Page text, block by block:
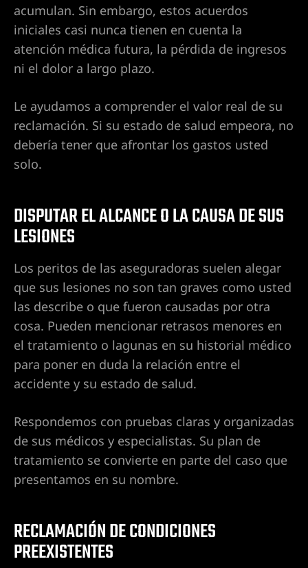
acumulan. Sin embargo, estos acuerdos
iniciales casi nunca tienen en cuenta la
atención médica futura, la pérdida de ingresos
ni el dolor a largo plazo.
Le ayudamos a comprender el valor real de su
reclamación. Si su estado de salud empeora, no
debería tener que afrontar los gastos usted
solo.
DISPUTAR EL ALCANCE O LA CAUSA DE SUS
LESIONES
Los peritos de las aseguradoras suelen alegar
que sus lesiones no son tan graves como usted
las describe o que fueron causadas por otra
cosa. Pueden mencionar retrasos menores en
el tratamiento o lagunas en su historial médico
para poner en duda la relación entre el
accidente y su estado de salud.
Respondemos con pruebas claras y organizadas
de sus médicos y especialistas. Su plan de
tratamiento se convierte en parte del caso que
presentamos en su nombre.
RECLAMACIÓN DE CONDICIONES
PREEXISTENTES